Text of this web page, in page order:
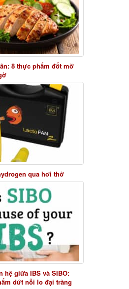
8 thực phẩm đốt mỡ
qua hơi thở
hệ giữa IBS và SIBO:
dứt nỗi lo đại tràng